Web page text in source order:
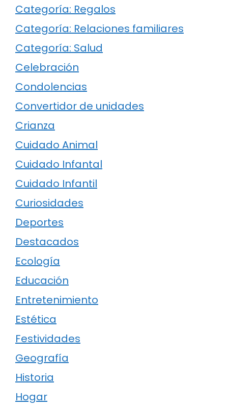
Categoría: Regalos
Categoría: Relaciones familiares
Categoría: Salud
Celebración
Condolencias
Convertidor de unidades
Crianza
Cuidado Animal
Cuidado Infantal
Cuidado Infantil
Curiosidades
Deportes
Destacados
Ecología
Educación
Entretenimiento
Estética
Festividades
Geografía
Historia
Hogar